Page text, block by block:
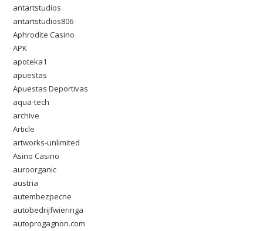
antartstudios
antartstudios806
Aphrodite Casino
APK
apoteka1
apuestas
Apuestas Deportivas
aqua-tech
archive
Article
artworks-unlimited
Asino Casino
auroorganic
austria
autembezpecne
autobedrijfwieringa
autoprogagnon.com